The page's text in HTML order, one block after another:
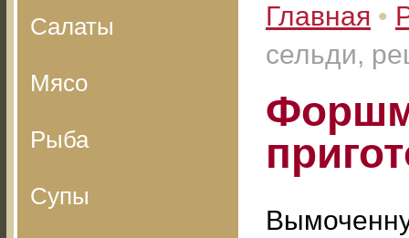
Салаты
Мясо
Рыба
Супы
Главная •
сельди,